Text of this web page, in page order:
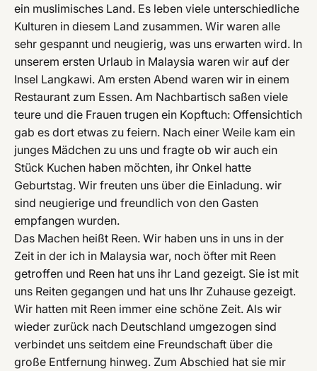
ein muslimisches Land. Es leben viele unterschiedliche
Kulturen in diesem Land zusammen. Wir waren alle
sehr gespannt und neugierig, was uns erwarten wird. In
unserem ersten Urlaub in Malaysia waren wir auf der
Insel Langkawi. Am ersten Abend waren wir in einem
Restaurant zum Essen. Am Nachbartisch saßen viele
teure und die Frauen trugen ein Kopftuch: Offensichtich
gab es dort etwas zu feiern. Nach einer Weile kam ein
junges Mädchen zu uns und fragte ob wir auch ein
Stück Kuchen haben möchten, ihr Onkel hatte
Geburtstag. Wir freuten uns über die Einladung. wir
sind neugierige und freundlich von den Gasten
empfangen wurden.
Das Machen heißt Reen. Wir haben uns in uns in der
Zeit in der ich in Malaysia war, noch öfter mit Reen
getroffen und Reen hat uns ihr Land gezeigt. Sie ist mit
uns Reiten gegangen und hat uns Ihr Zuhause gezeigt.
Wir hatten mit Reen immer eine schöne Zeit. Als wir
wieder zurück nach Deutschland umgezogen sind
verbindet uns seitdem eine Freundschaft über die
große Entfernung hinweg. Zum Abschied hat sie mir